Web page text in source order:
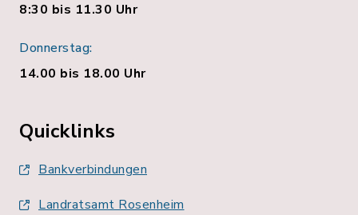
8:30 bis 11.30 Uhr
Donnerstag:
14.00 bis 18.00 Uhr
Quicklinks
Bankverbindungen
Landratsamt Rosenheim